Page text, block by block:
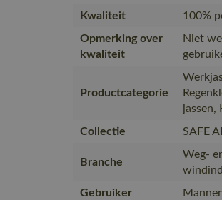
Kwaliteit
100%
Opmerking over
kwaliteit
Niet
Productcategorie
jassen,
Collectie
SAFE
Branche
Weg-
Gebruiker